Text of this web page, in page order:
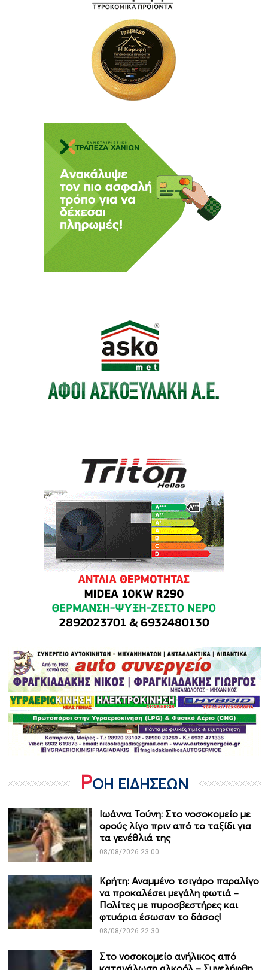
ΡΟΗ ΕΙΔΗΣΕΩΝ
Ιωάννα Τούνη: Στο νοσοκομείο με
ορούς λίγο πριν από το ταξίδι για
τα γενέθλιά της
08/08/2026 23:00
Κρήτη: Αναμμένο τσιγάρο παραλίγο
να προκαλέσει μεγάλη φωτιά –
Πολίτες με πυροσβεστήρες και
φτυάρια έσωσαν το δάσος!
08/08/2026 22:30
Στο νοσοκομείο ανήλικος από